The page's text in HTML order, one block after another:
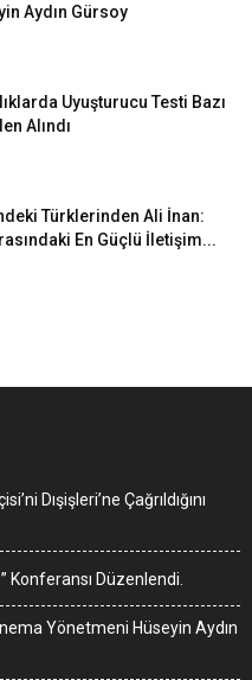
Aydın Gürsoy
Uyuşturucu Testi Bazı
Alındı
Türklerinden Ali İnan:
En Güçlü İletişim...
Dışişleri’ne Çağrıldığını
Konferansı Düzenlendi.
Yönetmeni Hüseyin Aydın